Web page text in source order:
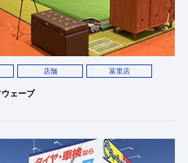
店舗 富里店
ェーブ